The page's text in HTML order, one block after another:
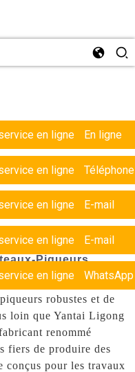
En ligne
Téléphone
E-mail
E-mail
WhatsApp
robustes de haute
Piqueurs
robustes et de
loin que Yantai Ligong
renommé
fiers de produire des
conçus pour les travaux